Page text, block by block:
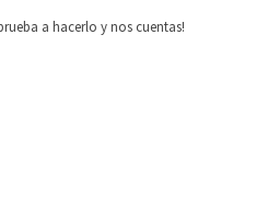
a hacerlo y nos cuentas!